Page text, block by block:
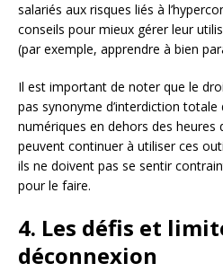
salariés aux risques liés à
conseils pour mieux gérer leur
(par exemple, apprendre à bien
Il est important de noter que le
pas synonyme d’interdiction totale
numériques en dehors des heures
peuvent continuer à utiliser ces
ils ne doivent pas se sentir
pour le faire.
4. Les défis et
déconnexion